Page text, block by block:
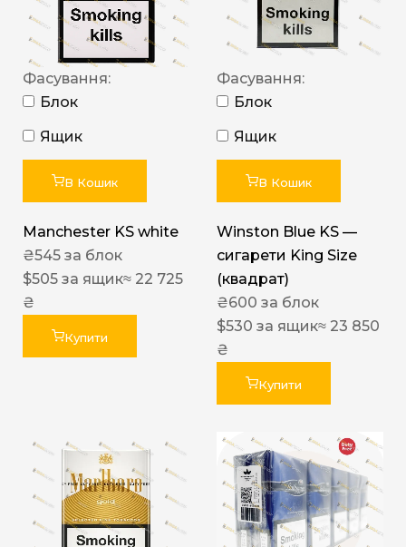
Фасування:
Блок
Ящик
В Кошик
Manchester KS white
₴545 за блок
$505 за ящик≈ 22 725
₴
Купити
Фасування:
Блок
Ящик
В Кошик
Winston Blue KS —
сигарети King Size
(квадрат)
₴600 за блок
$530 за ящик≈ 23 850
₴
Купити